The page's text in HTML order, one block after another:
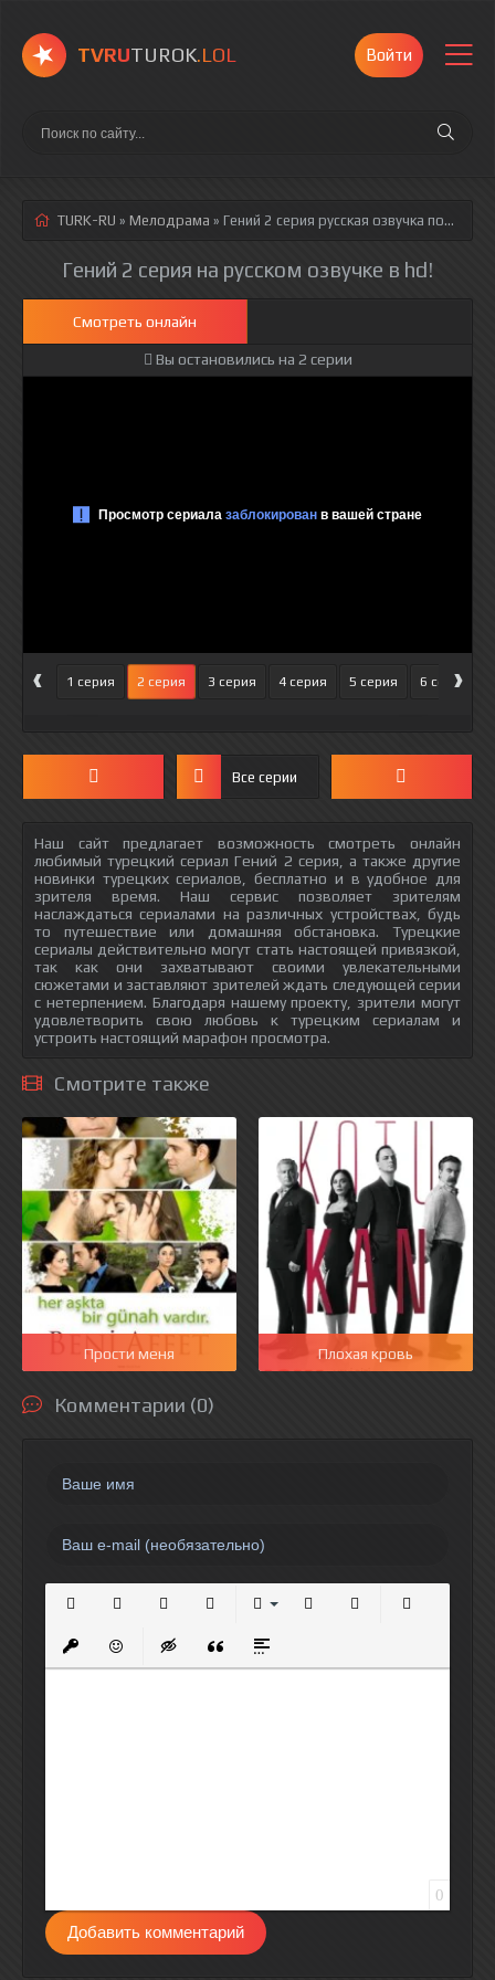
TVRUTUROK.LOL Войти
TURK-RU » Мелодрама » Гений 2 серия русская озвучка полностью смотреть онлайн!
Гений 2 серия на русском озвучке в hd!
Смотреть онлайн
Вы остановились на 2 серии
‹ 1 серия 2 серия 3 серия 4 серия 5 серия 6 серия
›
Все серии
Наш сайт предлагает возможность смотреть онлайн
любимый турецкий сериал Гений 2 серия, а также другие
новинки турецких сериалов, бесплатно и в удобное для
зрителя время. Наш сервис позволяет зрителям
наслаждаться сериалами на различных устройствах, будь
то путешествие или домашняя обстановка. Турецкие
сериалы действительно могут стать настоящей привязкой,
так как они захватывают своими увлекательными
сюжетами и заставляют зрителей ждать следующей серии
с нетерпением. Благодаря нашему проекту, зрители могут
удовлетворить свою любовь к турецким сериалам и
устроить настоящий марафон просмотра.
Смотрите также
Прости меня Плохая кровь
Комментарии (0)
Вставить защищенную ссылку
Вставить смайлик
Вставка скрытого текста
Вставка цитаты
Вставка спойлера
0
Добавить комментарий